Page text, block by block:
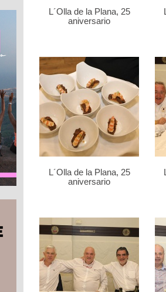
L´Olla de la Plana, 25
aniversario
L´Olla de la Plana, 25
aniversario